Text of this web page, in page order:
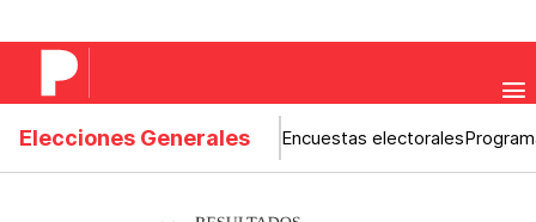
Elecciones Generales Encuestas electorales